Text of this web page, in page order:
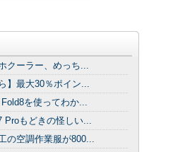
クーラー、めっち...
】最大30％ポイン...
を使ってわか...
Proもどきの怪しい...
の空調作業服が800...